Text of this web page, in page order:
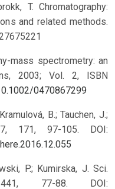
T. Chromatography:
and related methods.
mass spectrometry: an
2003; Vol. 2, ISBN
0470867299
B.; Tauchen, J.;
171, 97-105. DOI:
P.; Kumirska, J. Sci.
77-88. DOI: